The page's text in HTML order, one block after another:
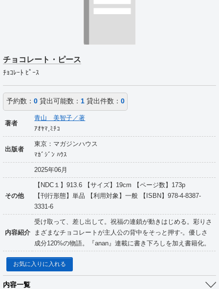
チョコレート・ピース
ﾁｮｺﾚｰﾄ ﾋﾟｰｽ
予約数： 0貸出可能数： 1貸出件数： 0
著者
青山 美智子／著
ｱｵﾔﾏ,ﾐﾁｺ
出版者
東京：マガジンハウス
ﾏｶﾞｼﾞﾝ ﾊｳｽ
2025年06月
その他
【NDC１】913.6 【サイズ】19cm 【ページ数】173p
【刊行形態】単品 【利用対象】一般 【ISBN】978-4-8387-
3331-6
内容紹介
受け取って、差し出して。祝福の連鎖が動きはじめる。彩りさ
まざまなチョコレートが主人公の背中をそっと押す-。優しさ
成分120%の物語。『anan』連載に書き下ろしを加え書籍化。
お気に入りに入れる
内容一覧